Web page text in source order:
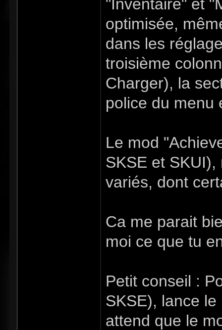
"Inventaire" et
optimisée,
dans les
troisième
Charger), la
police du menu
Le mod
SKSE et
variés, dont
Ca me parait
moi ce que tu
Petit conseil :
SKSE), lance
attend que le